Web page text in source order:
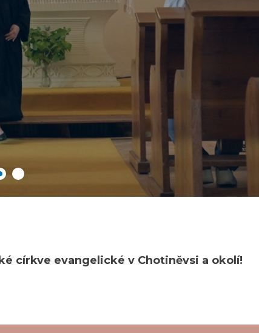
církve evangelické v Chotiněvsi a okolí!